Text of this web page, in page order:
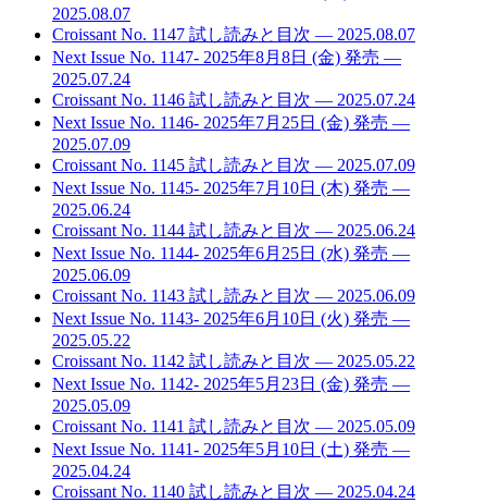
2025.08.07
Croissant No. 1147 試し読みと目次 — 2025.08.07
Next Issue No. 1147- 2025年8月8日 (金) 発売 —
2025.07.24
Croissant No. 1146 試し読みと目次 — 2025.07.24
Next Issue No. 1146- 2025年7月25日 (金) 発売 —
2025.07.09
Croissant No. 1145 試し読みと目次 — 2025.07.09
Next Issue No. 1145- 2025年7月10日 (木) 発売 —
2025.06.24
Croissant No. 1144 試し読みと目次 — 2025.06.24
Next Issue No. 1144- 2025年6月25日 (水) 発売 —
2025.06.09
Croissant No. 1143 試し読みと目次 — 2025.06.09
Next Issue No. 1143- 2025年6月10日 (火) 発売 —
2025.05.22
Croissant No. 1142 試し読みと目次 — 2025.05.22
Next Issue No. 1142- 2025年5月23日 (金) 発売 —
2025.05.09
Croissant No. 1141 試し読みと目次 — 2025.05.09
Next Issue No. 1141- 2025年5月10日 (土) 発売 —
2025.04.24
Croissant No. 1140 試し読みと目次 — 2025.04.24